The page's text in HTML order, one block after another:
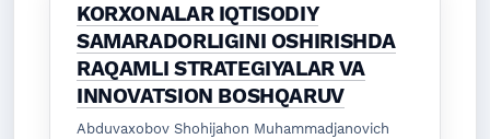
KORXONALAR IQTISODIY
SAMARADORLIGINI OSHIRISHDA
RAQAMLI STRATEGIYALAR VA
INNOVATSION BOSHQARUV
Abduvaxobov Shohijahon Muhammadjanovich